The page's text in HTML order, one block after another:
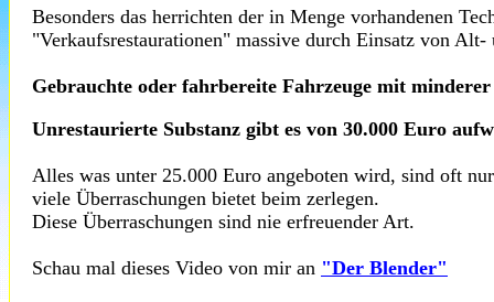
Besonders das herrichten der in Menge vorhandenen
"Verkaufsrestaurationen" massive durch Einsatz von
Gebrauchte oder fahrbereite Fahrzeuge mit
Unrestaurierte Substanz gibt es von 30.000 Euro
Alles was unter 25.000 Euro angeboten wird, sind oft
viele Überraschungen bietet beim zerlegen.
Diese Überraschungen sind nie erfreuender Art.
Schau mal dieses Video von mir an "Der Blender"